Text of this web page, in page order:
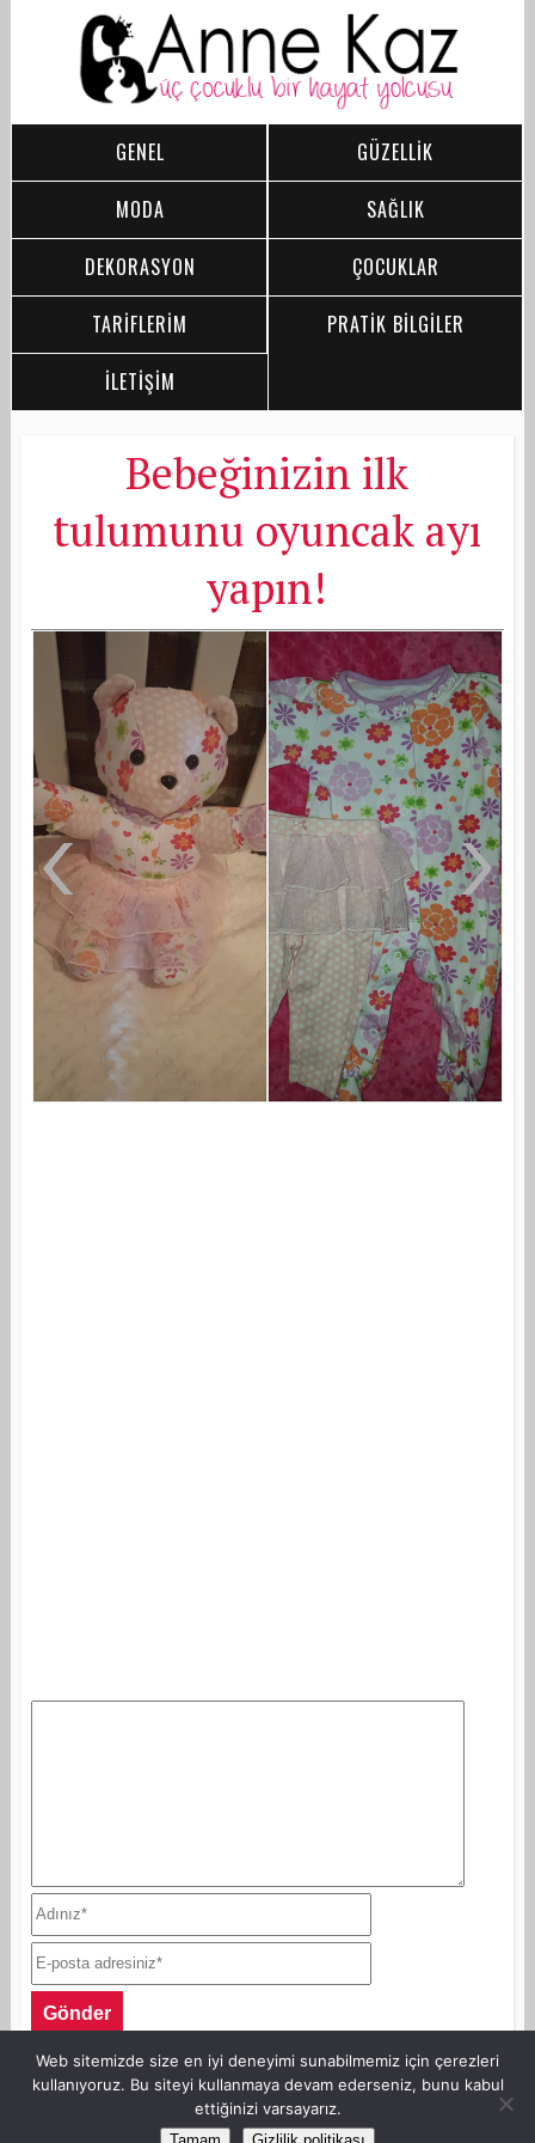
GENEL
GÜZELLİK
MODA
SAĞLIK
DEKORASYON
ÇOCUKLAR
TARİFLERİM
PRATİK BİLGİLER
İLETİŞİM
Bebeğinizin ilk
tulumunu oyuncak ayı
yapın!
©Copyright AnneKaz.com 2007. Her hakkı saklıdır.
Web sitemizde size en iyi deneyimi sunabilmemiz için çerezleri
kullanıyoruz. Bu siteyi kullanmaya devam ederseniz, bunu kabul
ettiğinizi varsayarız.